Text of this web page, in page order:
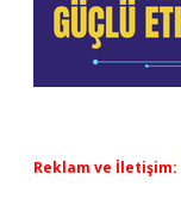
Reklam ve İletişim: